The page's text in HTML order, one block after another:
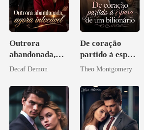
Outrora
abandonada,
agora intocável
Decaf Demon
De coração
partido à esposa
de um bilionário
Theo Montgomery